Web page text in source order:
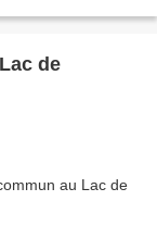
de